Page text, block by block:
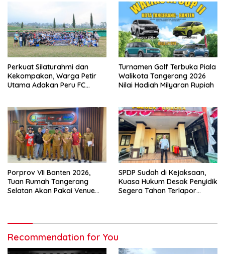
Perkuat Silaturahmi dan
Kekompakan, Warga Petir
Utama Adakan Peru FC
Turnamen Golf Terbuka Piala
Walikota Tangerang 2026
Nilai Hadiah Milyaran Rupiah
Porprov VII Banten 2026,
Tuan Rumah Tangerang
Selatan Akan Pakai Venue
SPDP Sudah di Kejaksaan,
Kuasa Hukum Desak Penyidik
Segera Tahan Terlapor
Recommendation for You